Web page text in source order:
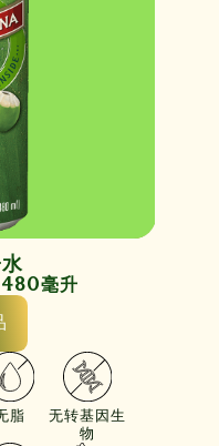
毫升
脂 无转基因生
物